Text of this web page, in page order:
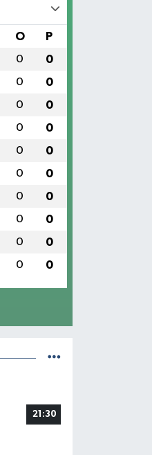
O P
0 0
0 0
0 0
0 0
0 0
0 0
0 0
0 0
0 0
0 0
21:30